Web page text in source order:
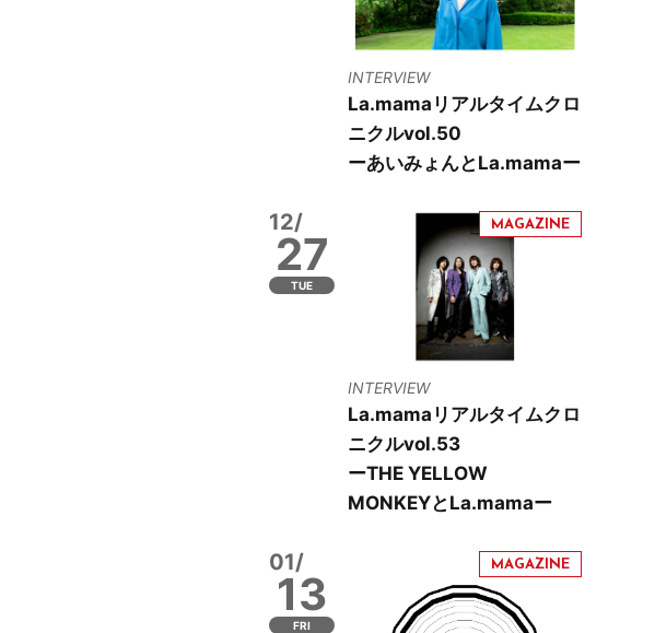
INTERVIEW
La.mamaリアルタイムクロ
ニクルvol.50
ーあいみょんとLa.mamaー
12/
27
TUE
INTERVIEW
La.mamaリアルタイムクロ
ニクルvol.53
ーTHE YELLOW
MONKEYとLa.mamaー
01/
13
FRI